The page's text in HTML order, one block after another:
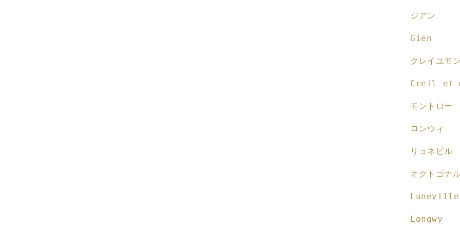
ジアン
Gien
クレイユモ
Creil et
モントロー
ロンウィ
リュネビル
オクトゴナ
Luneville
Longwy